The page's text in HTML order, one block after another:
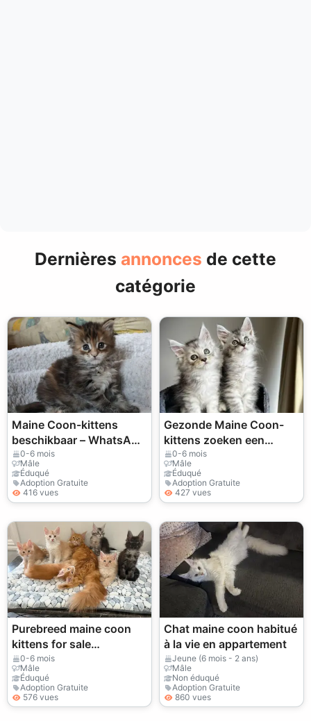
Dernières annonces de cette
catégorie
Maine Coon-kittens
beschikbaar – WhatsApp
+33773117748
0-6 mois
Mâle
Éduqué
Adoption Gratuite
416 vues
Gezonde Maine Coon-
kittens zoeken een
nieuw thuis – WhatsApp
+33773117748
0-6 mois
Mâle
Éduqué
Adoption Gratuite
427 vues
Purebreed maine coon
kittens for sale
WhatsApp
+447393160284
0-6 mois
Mâle
Éduqué
Adoption Gratuite
576 vues
Chat maine coon habitué
à la vie en appartement
Jeune (6 mois - 2 ans)
Mâle
Non éduqué
Adoption Gratuite
860 vues